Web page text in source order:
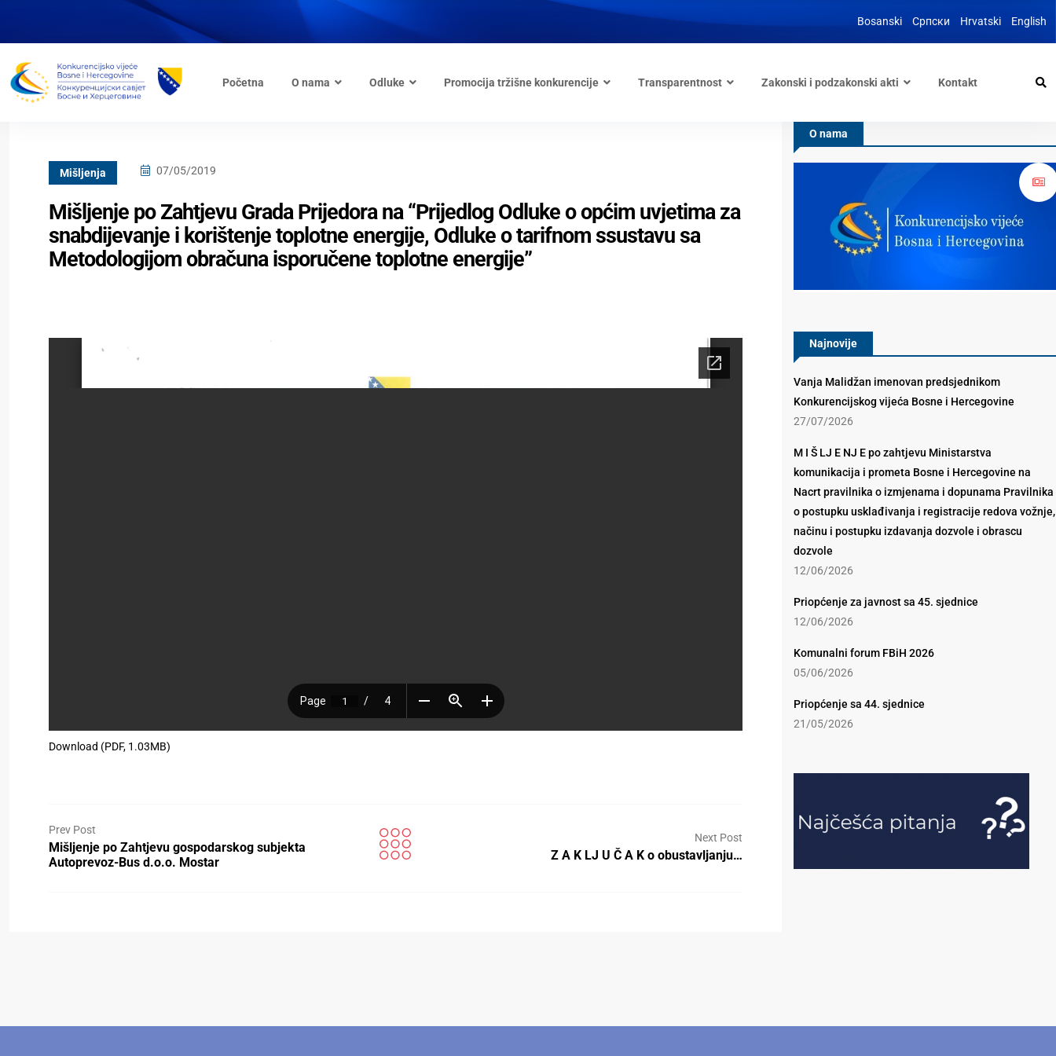
Bosanski Српски Hrvatski English
Početna O nama Odluke Promocija tržišne konkurencije Transparentnost Zakonski i podzakonski akti Kontakt
Mišljenja 07/05/2019
Mišljenje po Zahtjevu Grada Prijedora na “Prijedlog Odluke o općim uvjetima za
snabdijevanje i korištenje toplotne energije, Odluke o tarifnom ssustavu sa
Metodologijom obračuna isporučene toplotne energije”
Download (PDF, 1.03MB)
Prev Post
Mišljenje po Zahtjevu gospodarskog subjekta
Autoprevoz-Bus d.o.o. Mostar
Next Post
Z A K LJ U Č A K o obustavljanju…
O nama
Najnovije
Vanja Malidžan imenovan predsjednikom
Konkurencijskog vijeća Bosne i Hercegovine
27/07/2026
M I Š LJ E NJ E po zahtjevu Ministarstva
komunikacija i prometa Bosne i Hercegovine na
Nacrt pravilnika o izmjenama i dopunama Pravilnika
o postupku usklađivanja i registracije redova vožnje,
načinu i postupku izdavanja dozvole i obrascu
dozvole
12/06/2026
Priopćenje za javnost sa 45. sjednice
12/06/2026
Komunalni forum FBiH 2026
05/06/2026
Priopćenje sa 44. sjednice
21/05/2026